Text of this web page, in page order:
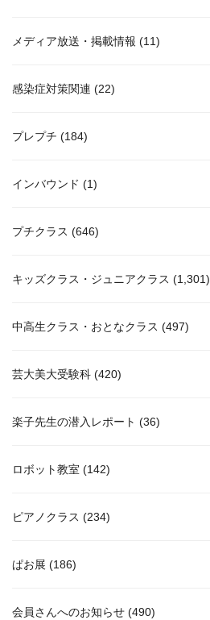
メディア放送・掲載情報 (11)
感染症対策関連 (22)
プレプチ (184)
インバウンド (1)
プチクラス (646)
キッズクラス・ジュニアクラス (1,301)
中高生クラス・おとなクラス (497)
芸大美大受験科 (420)
楽子先生の潜入レポート (36)
ロボット教室 (142)
ピアノクラス (234)
ぱお展 (186)
会員さんへのお知らせ (490)